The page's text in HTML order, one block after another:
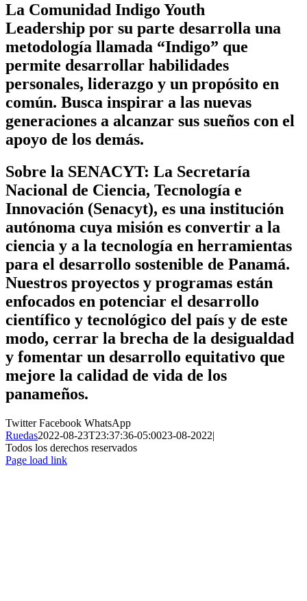
La Comunidad Indigo Youth
Leadership por su parte desarrolla una
metodología llamada “Indigo” que
permite desarrollar habilidades
personales, liderazgo y un propósito en
común. Busca inspirar a las nuevas
generaciones a alcanzar sus sueños con el
apoyo de los demás.
Sobre la SENACYT: La Secretaría
Nacional de Ciencia, Tecnología e
Innovación (Senacyt), es una institución
autónoma cuya misión es convertir a la
ciencia y a la tecnología en herramientas
para el desarrollo sostenible de Panamá.
Nuestros proyectos y programas están
enfocados en potenciar el desarrollo
científico y tecnológico del país y de este
modo, cerrar la brecha de la desigualdad
y fomentar un desarrollo equitativo que
mejore la calidad de vida de los
panameños.
TwitterFacebook WhatsApp
Ruedas2022-08-23T23:37:36-05:0023-08-2022|
Todos los derechos reservados
Page load link